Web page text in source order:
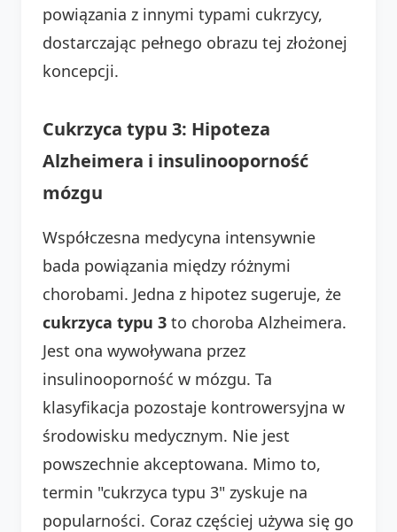
powiązania z innymi typami cukrzycy,
dostarczając pełnego obrazu tej złożonej
koncepcji.
Cukrzyca typu 3: Hipoteza
Alzheimera i insulinooporność
mózgu
Współczesna medycyna intensywnie
bada powiązania między różnymi
chorobami. Jedna z hipotez sugeruje, że
cukrzyca typu 3 to choroba Alzheimera.
Jest ona wywoływana przez
insulinooporność w mózgu. Ta
klasyfikacja pozostaje kontrowersyjna w
środowisku medycznym. Nie jest
powszechnie akceptowana. Mimo to,
termin "cukrzyca typu 3" zyskuje na
popularności. Coraz częściej używa się go